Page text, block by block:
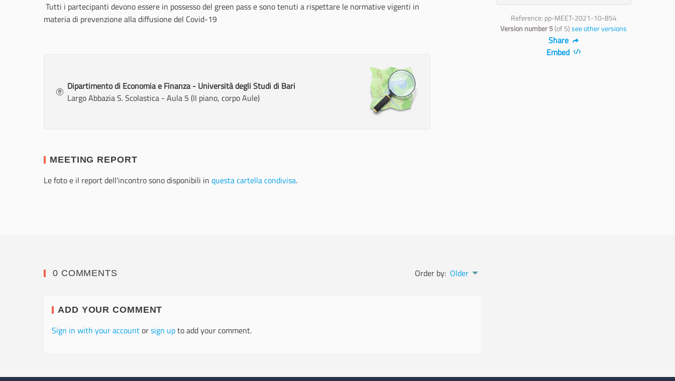
Reference: pp-MEET-2021-10-854
Version number 5(of 5)see other versions
Share
Embed
Tutti i partecipanti devono essere in possesso del green pass e sono tenuti a rispettare le normative vigenti in
materia di prevenzione alla diffusione del Covid-19
Dipartimento di Economia e Finanza - Università degli Studi di Bari
Largo Abbazia S. Scolastica - Aula 5 (II piano, corpo Aule)
MEETING REPORT
Le foto e il report dell'incontro sono disponibili inquesta cartella condivisa.
0 COMMENTS Order by: Older
ADD YOUR COMMENT
Sign in with your accountorsign upto add your comment.